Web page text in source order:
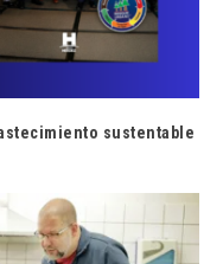
sustentable